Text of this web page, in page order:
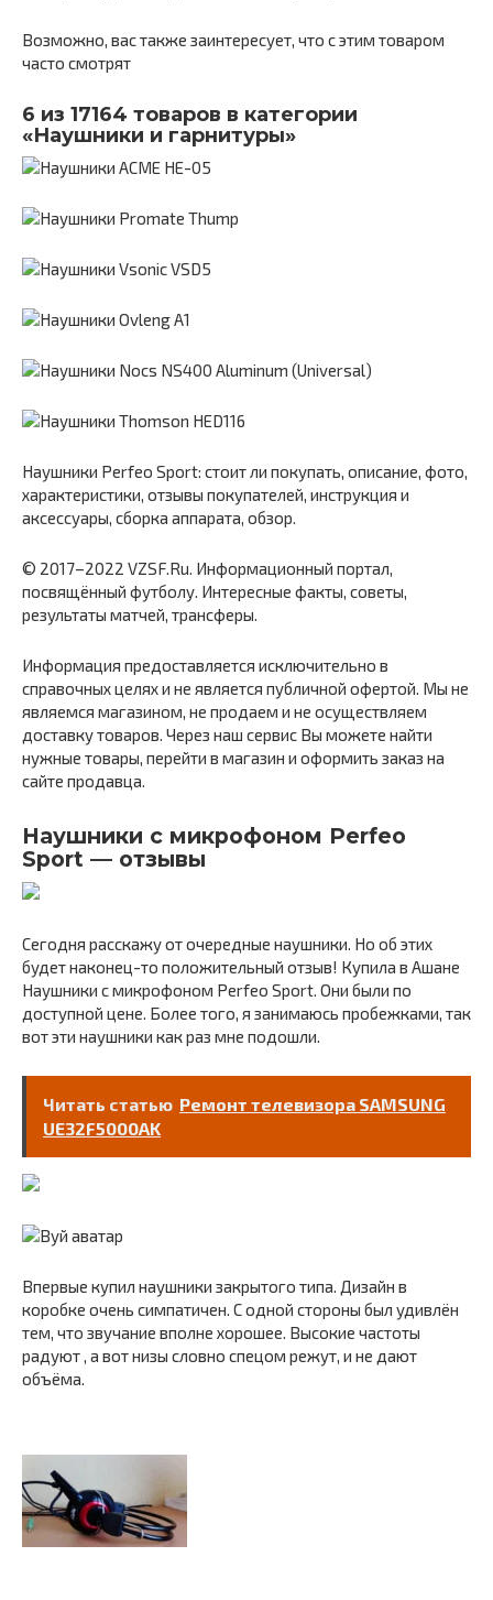
Возможно, вас также заинтересует, что с этим товаром
часто смотрят
6 из 17164 товаров в категории
«Наушники и гарнитуры»
Наушники Perfeo Sport: стоит ли покупать, описание, фото,
характеристики, отзывы покупателей, инструкция и
аксессуары, сборка аппарата, обзор.
© 2017–2022 VZSF.Ru. Информационный портал,
посвящённый футболу. Интересные факты, советы,
результаты матчей, трансферы.
Информация предоставляется исключительно в
справочных целях и не является публичной офертой. Мы не
являемся магазином, не продаем и не осуществляем
доставку товаров. Через наш сервис Вы можете найти
нужные товары, перейти в магазин и оформить заказ на
сайте продавца.
Наушники с микрофоном Perfeo
Sport — отзывы
Сегодня расскажу от очередные наушники. Но об этих
будет наконец-то положительный отзыв! Купила в Ашане
Наушники с микрофоном Perfeo Sport. Они были по
доступной цене. Более того, я занимаюсь пробежками, так
вот эти наушники как раз мне подошли.
Читать статью Ремонт телевизора SAMSUNG
UE32F5000AK
Впервые купил наушники закрытого типа. Дизайн в
коробке очень симпатичен. С одной стороны был удивлён
тем, что звучание вполне хорошее. Высокие частоты
радуют , а вот низы словно спецом режут, и не дают
объёма.